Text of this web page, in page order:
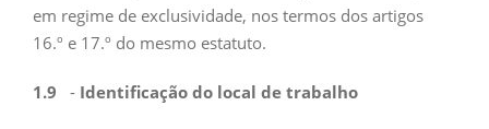
em regime de exclusividade, nos termos dos artigos
16.º e 17.º do mesmo estatuto.
1.9 - Identificação do local de trabalho